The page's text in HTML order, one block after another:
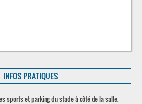
INFOS PRATIQUES
sports et parking du stade à côté de la salle.